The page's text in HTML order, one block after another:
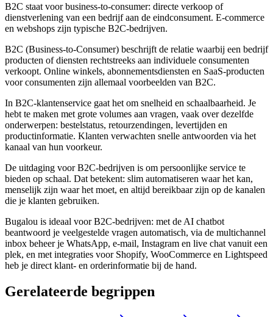
B2C staat voor business-to-consumer: directe verkoop of
dienstverlening van een bedrijf aan de eindconsument. E-commerce
en webshops zijn typische B2C-bedrijven.
B2C (Business-to-Consumer) beschrijft de relatie waarbij een bedrijf
producten of diensten rechtstreeks aan individuele consumenten
verkoopt. Online winkels, abonnementsdiensten en SaaS-producten
voor consumenten zijn allemaal voorbeelden van B2C.
In B2C-klantenservice gaat het om snelheid en schaalbaarheid. Je
hebt te maken met grote volumes aan vragen, vaak over dezelfde
onderwerpen: bestelstatus, retourzendingen, levertijden en
productinformatie. Klanten verwachten snelle antwoorden via het
kanaal van hun voorkeur.
De uitdaging voor B2C-bedrijven is om persoonlijke service te
bieden op schaal. Dat betekent: slim automatiseren waar het kan,
menselijk zijn waar het moet, en altijd bereikbaar zijn op de kanalen
die je klanten gebruiken.
Bugalou is ideaal voor B2C-bedrijven: met de AI chatbot
beantwoord je veelgestelde vragen automatisch, via de multichannel
inbox beheer je WhatsApp, e-mail, Instagram en live chat vanuit een
plek, en met integraties voor Shopify, WooCommerce en Lightspeed
heb je direct klant- en orderinformatie bij de hand.
Gerelateerde begrippen